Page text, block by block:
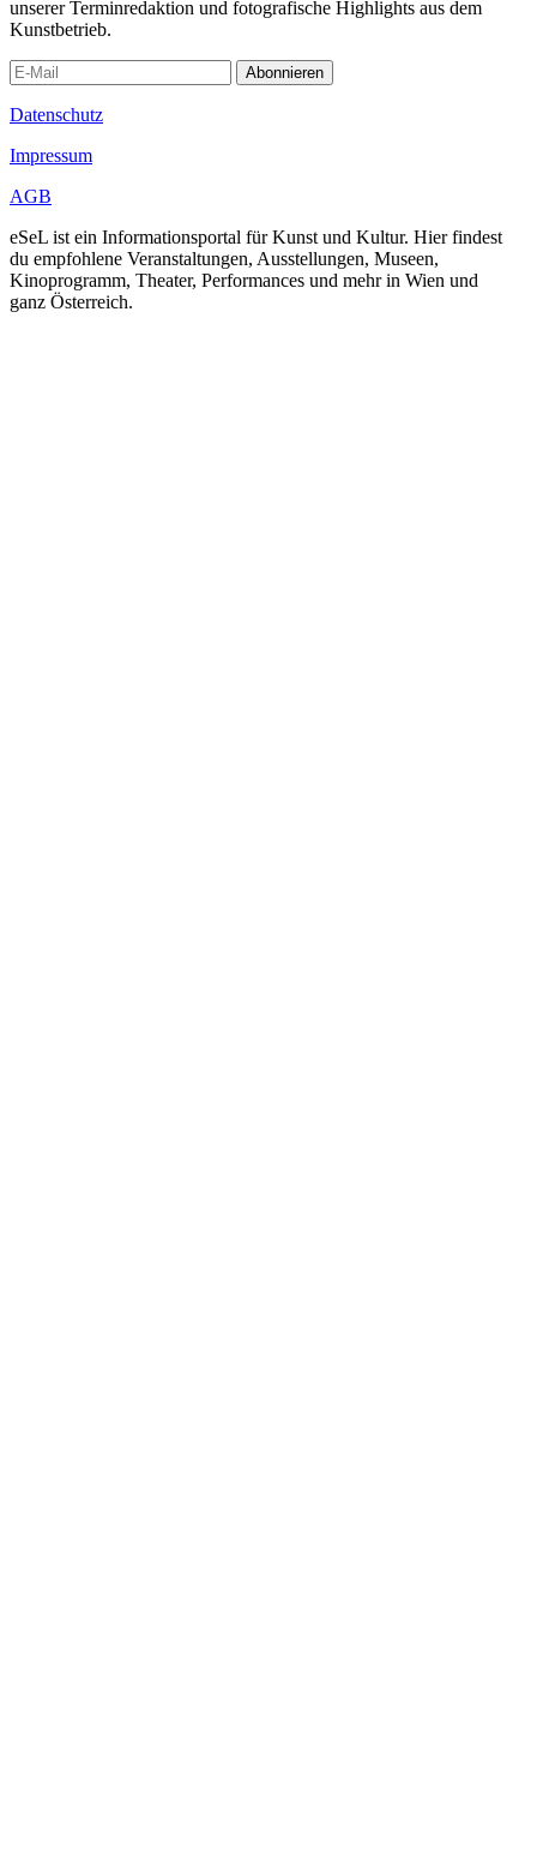
unserer Terminredaktion und fotografische Highlights aus dem
Kunstbetrieb.
Abonnieren
Datenschutz
Impressum
AGB
eSeL ist ein Informationsportal für Kunst und Kultur. Hier findest
du empfohlene Veranstaltungen, Ausstellungen, Museen,
Kinoprogramm, Theater, Performances und mehr in Wien und
ganz Österreich.